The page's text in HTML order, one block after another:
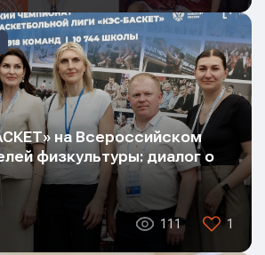
на Всероссийском
физкультуры: диалог о
111 1